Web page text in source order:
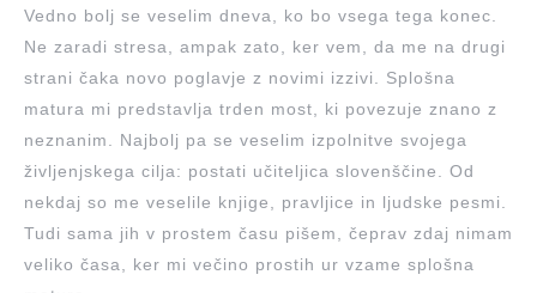
Vedno bolj se veselim dneva, ko bo vsega tega konec.
Ne zaradi stresa, ampak zato, ker vem, da me na drugi
strani čaka novo poglavje z novimi izzivi. Splošna
matura mi predstavlja trden most, ki povezuje znano z
neznanim. Najbolj pa se veselim izpolnitve svojega
življenjskega cilja: postati učiteljica slovenščine. Od
nekdaj so me veselile knjige, pravljice in ljudske pesmi.
Tudi sama jih v prostem času pišem, čeprav zdaj nimam
veliko časa, ker mi večino prostih ur vzame splošna